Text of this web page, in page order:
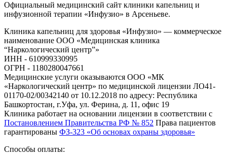
Официальный медицинский сайт клиники капельниц и
инфузионной терапии «Инфузио» в Арсеньеве.
Клиника капельниц для здоровья «Инфузио» — коммерческое
наименование ООО «Медицинская клиника
“Наркологический центр”»
ИНН - 610999330995
ОГРН - 1180280047661
Медицинские услуги оказываются ООО «МК
«Наркологический центр» по медицинской лицензии ЛО41-
01170-02/00342140 от 10.12.2018 по адресу: Республика
Башкортостан, г.Уфа, ул. Ферина, д. 11, офис 19
Клиника работает на основании лицензии в соответствии с
Постановлением Правительства РФ № 852 Права пациентов
гарантированы ФЗ-323 «Об основах охраны здоровья»
Способы оплаты: